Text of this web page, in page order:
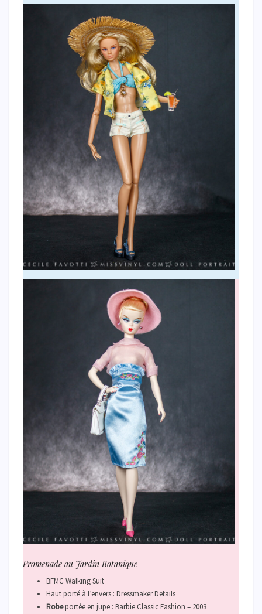
Promenade au Jardin Botanique
BFMC Walking Suit
Haut porté à l’envers : Dressmaker Details
Robeportée en jupe : Barbie Classic Fashion – 2003